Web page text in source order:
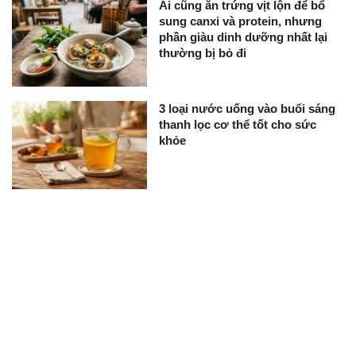
Ai cũng ăn trứng vịt lộn để bổ
sung canxi và protein, nhưng
phần giàu dinh dưỡng nhất lại
thường bị bỏ đi
3 loại nước uống vào buổi sáng
thanh lọc cơ thể tốt cho sức
khỏe